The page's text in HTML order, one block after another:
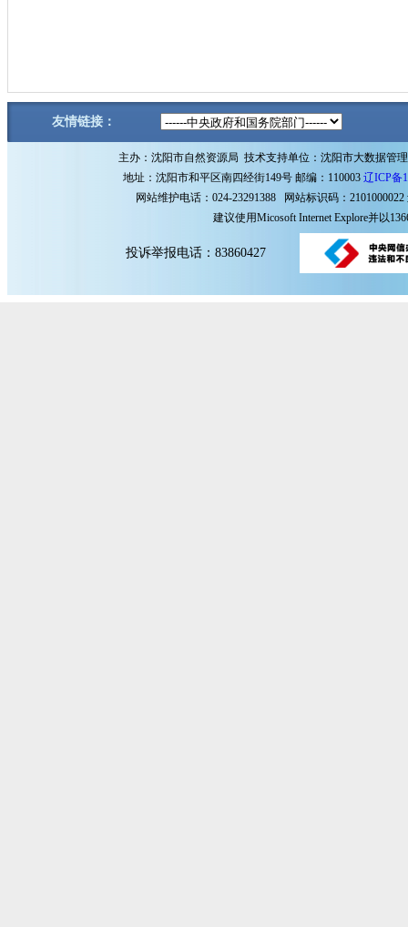
友情链接：
主办：沈阳市自然资源局 技术支持单位：沈阳市大数据管
地址：沈阳市和平区南四经街149号 邮编：110003 辽ICP备
网站维护电话：024-23291388 网站标识码：2101000022
建议使用Micosoft Internet Explore并以
投诉举报电话：83860427